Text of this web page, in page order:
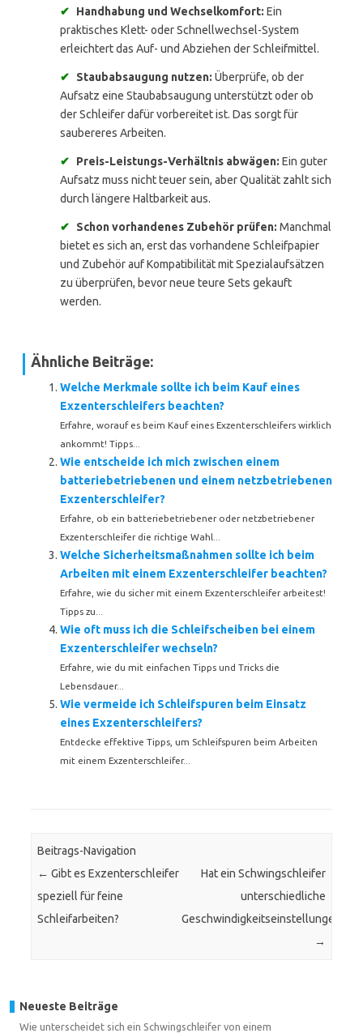
✔ Handhabung und Wechselkomfort: Ein
praktisches Klett- oder Schnellwechsel-System
erleichtert das Auf- und Abziehen der Schleifmittel.
✔ Staubabsaugung nutzen: Überprüfe, ob der
Aufsatz eine Staubabsaugung unterstützt oder ob
der Schleifer dafür vorbereitet ist. Das sorgt für
saubereres Arbeiten.
✔ Preis-Leistungs-Verhältnis abwägen: Ein guter
Aufsatz muss nicht teuer sein, aber Qualität zahlt sich
durch längere Haltbarkeit aus.
✔ Schon vorhandenes Zubehör prüfen: Manchmal
bietet es sich an, erst das vorhandene Schleifpapier
und Zubehör auf Kompatibilität mit Spezialaufsätzen
zu überprüfen, bevor neue teure Sets gekauft
werden.
Ähnliche Beiträge:
Welche Merkmale sollte ich beim Kauf eines
Exzenterschleifers beachten?
Erfahre, worauf es beim Kauf eines Exzenterschleifers wirklich
ankommt! Tipps...
Wie entscheide ich mich zwischen einem
batteriebetriebenen und einem netzbetriebenen
Exzenterschleifer?
Erfahre, ob ein batteriebetriebener oder netzbetriebener
Exzenterschleifer die richtige Wahl...
Welche Sicherheitsmaßnahmen sollte ich beim
Arbeiten mit einem Exzenterschleifer beachten?
Erfahre, wie du sicher mit einem Exzenterschleifer arbeitest!
Tipps zu...
Wie oft muss ich die Schleifscheiben bei einem
Exzenterschleifer wechseln?
Erfahre, wie du mit einfachen Tipps und Tricks die
Lebensdauer...
Wie vermeide ich Schleifspuren beim Einsatz
eines Exzenterschleifers?
Entdecke effektive Tipps, um Schleifspuren beim Arbeiten
mit einem Exzenterschleifer...
Beitrags-Navigation
← Gibt es Exzenterschleifer
speziell für feine
Schleifarbeiten?
Hat ein Schwingschleifer
unterschiedliche
Geschwindigkeitseinstellungen?
→
Neueste Beiträge
Wie unterscheidet sich ein Schwingschleifer von einem